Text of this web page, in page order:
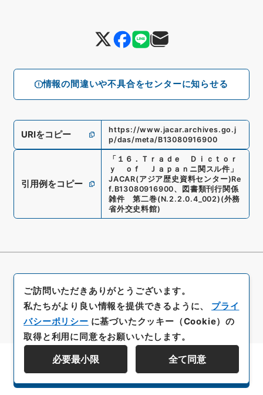
情報の間違いや不具合をセンターに知らせる
URIをコピー
https://www.jacar.archives.go.j
p/das/meta/B13080916900
引用例をコピー
「 １６．Ｔｒａｄｅ Ｄｉｃｔｏｒ
ｙ ｏｆ Ｊａｐａｎニ関スル件 」
JACAR(アジア歴史資料センター)Re
f. B13080916900、
図書類刊行関係
雑件 第二巻(N.2.2.0.4_002) (外務
省外交史料館)
資料群階層を表示する
ご訪問いただきありがとうございます。
私たちがより良い情報を提供できるように、 プライ
バシーポリシー に基づいたクッキー（Cookie）の
取得と利用に同意をお願いいたします。
必要最小限 全て同意